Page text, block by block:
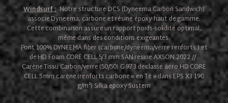
Windsurf :Notre structure DCS (Dyneema Carbon Sandwich)
associe Dyneema, carbone et résine époxy haut de gamme.
Cette combinaison assure un rapport poids-solidité optimal,
même dans des conditions exigeantes.
Pont 100% DYNEEMA fiber (carbone/dyneema/verre renforts ) et
de HD Foam CORE CELL 5/3 mm SAN resine AXSON 2022 // .
Carène Tissu Carbon/verre (50/50) G 973 declassé aéro HD CORE
CELL 5 mm carène (renforts carbone « en Té » dans EPS X3 190
g/m²) Silka epoxy Sustem